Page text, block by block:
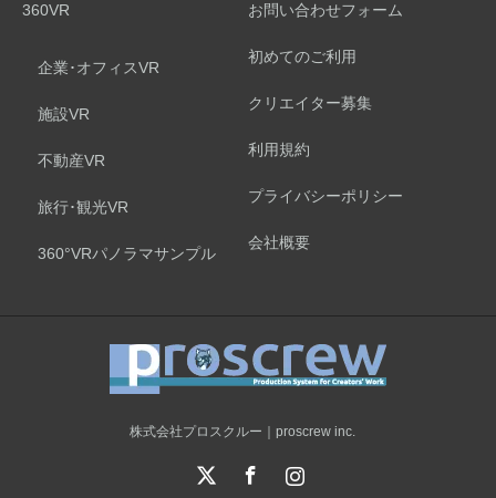
360VR
企業･オフィスVR
施設VR
不動産VR
旅行･観光VR
360°VRパノラマサンプル
お問い合わせフォーム
初めてのご利用
クリエイター募集
利用規約
プライバシーポリシー
会社概要
株式会社プロスクルー｜proscrew inc.
Instagram